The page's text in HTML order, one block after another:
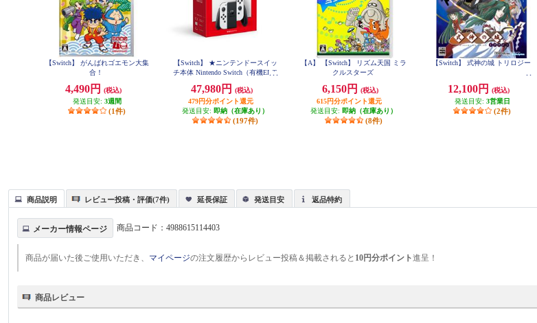
【Switch】 がんばれゴエモン大集
合！
4,490円
(税込)
発送目安: 3週間
(1件)
【Switch】 ★ニンテンドースイッ
チ本体 Nintendo Switch（有機ELモ
47,980円
(税込)
479円分ポイント還元
発送目安: 即納（在庫あり）
(197件)
【A】 【Switch】 リズム天国 ミラ
クルスターズ
6,150円
(税込)
615円分ポイント還元
発送目安: 即納（在庫あり）
(8件)
【Switch】 式神の城 トリロジー
12,100円
(税込)
発送目安: 3営業日
(2件)
商品説明 レビュー投稿・評価(7件) 延長保証 発送目安 返品特約
メーカー情報ページ 商品コード：4988615114403
商品が届いた後ご使用いただき、 マイページの注文履歴からレビュー投稿＆掲載されると 10円分ポイント進呈！
商品レビュー